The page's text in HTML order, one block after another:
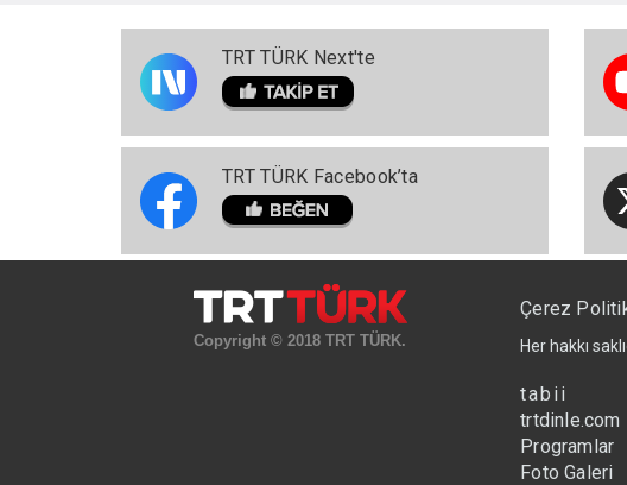
TRT TÜRK Next'te
TRT TÜRK Facebook’ta
Copyright © 2018 TRT TÜRK.
Çerez
Her hakkı
tabii
trtdinle.com
Programlar
Foto Galeri